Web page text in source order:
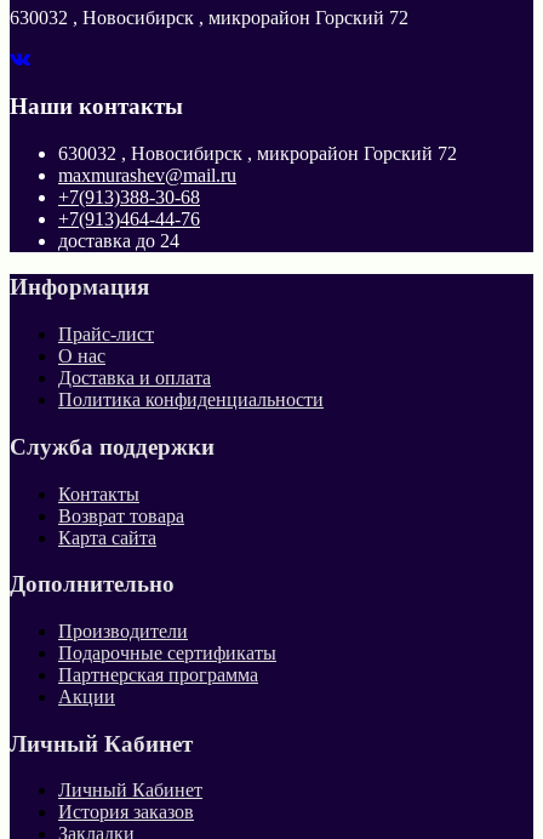
630032 , Новосибирск , микрорайон Горский 72
Наши контакты
630032 , Новосибирск , микрорайон Горский 72
maxmurashev@mail.ru
+7(913)388-30-68
+7(913)464-44-76
доставка до 24
Информация
Прайс-лист
О нас
Доставка и оплата
Политика конфиденциальности
Служба поддержки
Контакты
Возврат товара
Карта сайта
Дополнительно
Производители
Подарочные сертификаты
Партнерская программа
Акции
Личный Кабинет
Личный Кабинет
История заказов
Закладки